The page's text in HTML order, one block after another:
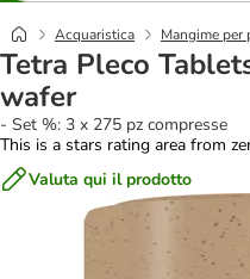
Acquaristica Mangime per
Tetra Pleco
wafer
- Set %: 3 x 275 pz compresse
This is a stars rating area from
Valuta qui il prodotto